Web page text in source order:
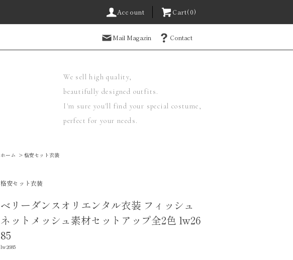
Account Cart(0)
Mail Magazin Contact
We sell high quality,
beautifully designed outfits.
I'm sure you'll find your special costume,
perfect for your needs.
ホーム > 格安セット衣装
格安セット衣装
ベリーダンスオリエンタル衣装 フィッシュ
ネットメッシュ素材セットアップ全2色 lw26
85
lw2685